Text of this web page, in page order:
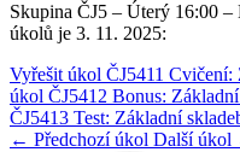
Skupina ČJ5 – Úterý 16:00
úkolů je 3. 11. 2025:
Vyřešit úkol ČJ5411
úkol ČJ5412 Bonus:
ČJ5413 Test: Základní
← Předchozí úkol Další úkol